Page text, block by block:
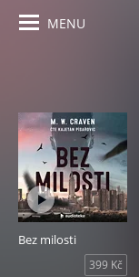
MENU
Bez milosti
399 Kč